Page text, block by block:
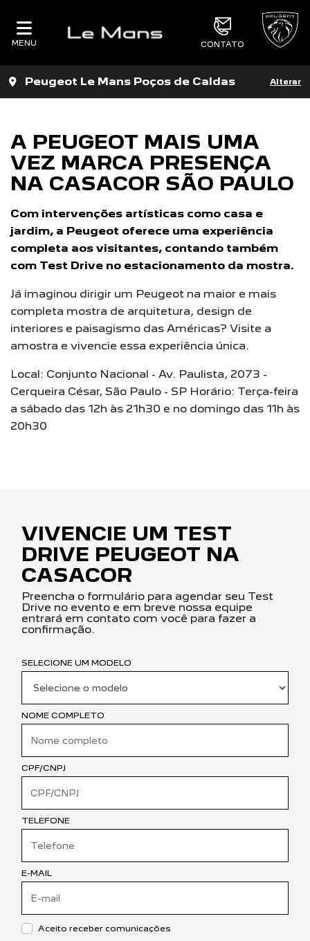
MENU CONTATO
Peugeot Le Mans Poços de Caldas Alterar
A PEUGEOT MAIS UMA
VEZ MARCA PRESENÇA
NA CASACOR SÃO PAULO
Com intervenções artísticas como casa e
jardim, a Peugeot oferece uma experiência
completa aos visitantes, contando também
com Test Drive no estacionamento da mostra.
Já imaginou dirigir um Peugeot na maior e mais
completa mostra de arquitetura, design de
interiores e paisagismo das Américas? Visite a
amostra e vivencie essa experiência única.
Local: Conjunto Nacional - Av. Paulista, 2073 -
Cerqueira César, São Paulo - SP Horário: Terça-feira
a sábado das 12h às 21h30 e no domingo das 11h às
20h30
VIVENCIE UM TEST
DRIVE PEUGEOT NA
CASACOR
Preencha o formulário para agendar seu Test
Drive no evento e em breve nossa equipe
entrará em contato com você para fazer a
confirmação.
SELECIONE UM MODELO
NOME COMPLETO
CPF/CNPJ
TELEFONE
E-MAIL
Aceito receber comunicações